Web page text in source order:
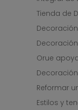
Tienda de
Orue
Reformar
Estilos y